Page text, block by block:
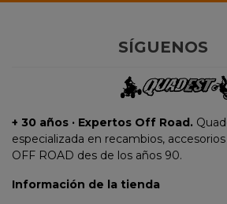
SÍGUENOS
+ 30 años · Expertos Off Road.
especializada en recambios,
OFF ROAD des de los años 90.
Información de la tienda